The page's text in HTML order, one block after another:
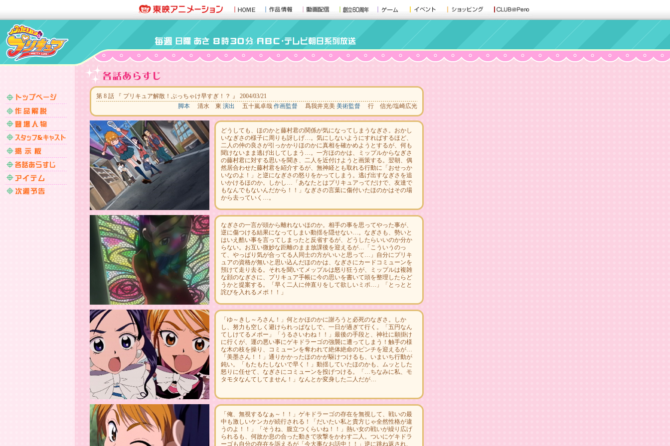
第 8 話 『 プリキュア解散！ぶっちゃけ早すぎ！？ 』 2004/03/21
脚本 清水 東 演出 五十嵐卓哉 作画監督 爲我井克美 美術監督 行 信光/塩崎広光
どうしても、ほのかと藤村君の関係が気になってしまうなぎさ。おかし
いなぎさの様子に周りも訝しげ…。気にしないようにすればするほど、
二人の仲の良さが引っかかりほのかに真相を確かめようとするが、何も
聞けないまま逃げ出してしまう…。一方ほのかは、ミップルからなぎさ
の藤村君に対する思いを聞き、二人を近付けようと画策する。翌朝、偶
然居合わせた藤村君を紹介するが、無神経とも取れる行動に「おせっか
いなのよ！」と逆になぎさの怒りをかってしまう。逃げ出すなぎさを追
いかけるほのか。しかし…「あなたとはプリキュアってだけで、友達で
もなんでもないんだから！！」なぎさの言葉に傷付いたほのかはその場
から去っていく…。
なぎさの一言が頭から離れないほのか。相手の事を思ってやった事が、
逆に傷つける結果になってしまい動揺を隠せない…。なぎさも、勢いと
はいえ酷い事を言ってしまったと反省するが、どうしたらいいのか分か
らない。お互い微妙な距離のまま放課後を迎えるが…「こういうのっ
て、やっぱり気が合ってる人同士の方がいいと思って…」自分にプリキ
ュアの資格が無いと思い込んだほのかは、なぎさにカードコミューンを
預けて走り去る。それを聞いてメップルは怒り狂うが、ミップルは複雑
な顔のなぎさに、プリキュア手帳に今の思いを書いて頭を整理したらど
うかと提案する。「早く二人に仲直りをして欲しいミポ…」「とっとと
詫びを入れるメポ！！」
「ゆ～きし～ろさん！」何とかほのかに謝ろうと必死のなぎさ。しか
し、努力も空しく避けられっぱなしで、一日が過ぎて行く。「五円なん
てしけてるメポー」「うるさいわね！！」最後の手段と、神社に願掛け
に行くが、運の悪い事にゲキドラーゴの強襲に遭ってしまう！触手の様
な木の枝を操り、コミューンを奪われて絶体絶命のピンチを迎えるが…
「美墨さん！！」通りかかったほのかが駆けつけるも、いまいち行動が
鈍い。「もたもたしないで早く！」動揺していたほのかも、ムッとした
怒りに任せて、なぎさにコミューンを投げつける。「…ちなみに私、モ
タモタなんてしてません！」なんとか変身した二人だが…
「俺、無視するなぁ～！！」ゲキドラーゴの存在を無視して、戦いの最
中も激しいケンカが続行される！「だいたい私と貴方じゃ全然性格が違
うのよ！！」「そうね、腹立つくらいね！！」熱い女の戦いが繰り広げ
られるも、何故か息の合った動きで攻撃をかわす二人。ついにゲキドラ
ーゴも自分の存在を訴えるが「今大事なお話中！！」逆に跳ね返され、